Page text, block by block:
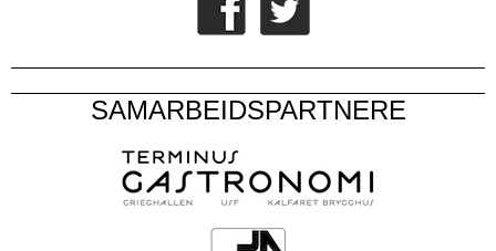
SAMARBEIDSPARTNERE